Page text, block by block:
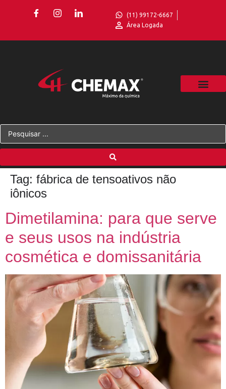
(11) 99172-6667
Área Logada
Tag: fábrica de tensoativos não
iônicos
Dimetilamina: para que serve
e seus usos na indústria
cosmética e domissanitária